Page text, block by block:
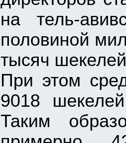
на тель-
половиной
тысяч
При этом
9018
Таким